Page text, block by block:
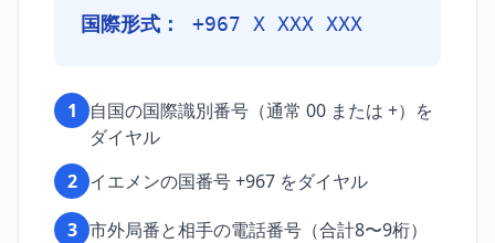
国際形式： +967 X XXX XXX
1
自国の国際識別番号（通常 00 または +）を
ダイヤル
2 イエメンの国番号 +967 をダイヤル
3 市外局番と相手の電話番号（合計8〜9桁）